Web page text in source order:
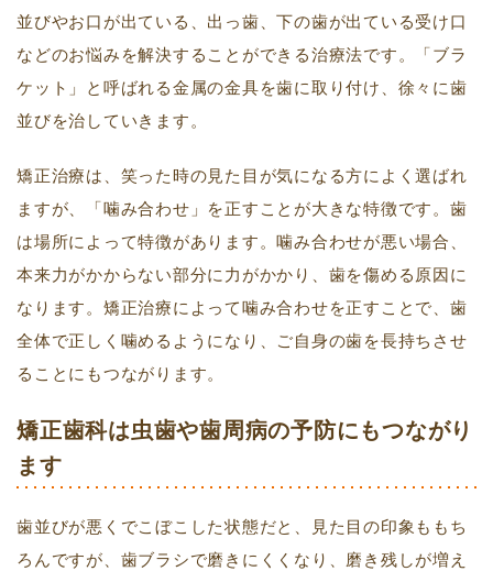
並びやお口が出ている、出っ歯、下の歯が出ている受け口
などのお悩みを解決することができる治療法です。「ブラ
ケット」と呼ばれる金属の金具を歯に取り付け、徐々に歯
並びを治していきます。
矯正治療は、笑った時の見た目が気になる方によく選ばれ
ますが、「噛み合わせ」を正すことが大きな特徴です。歯
は場所によって特徴があります。噛み合わせが悪い場合、
本来力がかからない部分に力がかかり、歯を傷める原因に
なります。矯正治療によって噛み合わせを正すことで、歯
全体で正しく噛めるようになり、ご自身の歯を長持ちさせ
ることにもつながります。
矯正歯科は虫歯や歯周病の予防にもつながり
ます
歯並びが悪くでこぼこした状態だと、見た目の印象ももち
ろんですが、歯ブラシで磨きにくくなり、磨き残しが増え